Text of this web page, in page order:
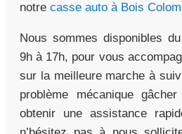
notre casse auto à Bois
Nous sommes disponibles
9h à 17h, pour vous
sur la meilleure marche à
problème mécanique
obtenir une assistance